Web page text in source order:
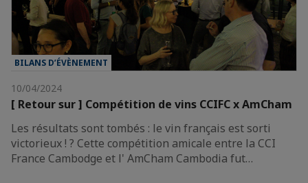
BILANS D’ÉVÈNEMENT
10/04/2024
[ Retour sur ] Compétition de vins CCIFC x AmCham
Les résultats sont tombés : le vin français est sorti
victorieux ! ? Cette compétition amicale entre la CCI
France Cambodge et l' AmCham Cambodia fut…